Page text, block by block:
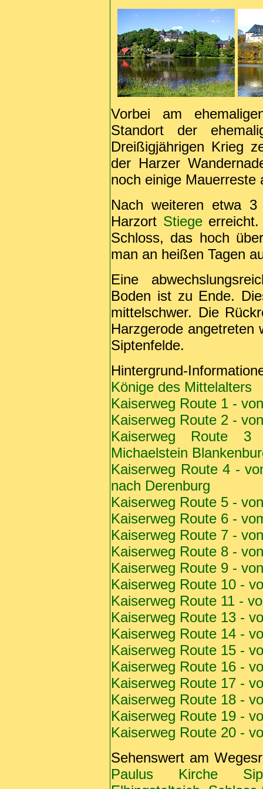
Vorbei am
Standort der
Dreißigjährigen Krieg
der Harzer
noch einige Mauerreste
Nach weiteren etwa
Harzort Stiegeerreicht.
Schloss, das hoch
man an heißen Tagen
Eine
Boden ist zu Ende.
mittelschwer. Die
Harzgerode angetreten
Siptenfelde.
Hintergrund-
Könige des Mittelalters
Kaiserweg Route 1 -
Kaiserweg Route 2 -
Kaiserweg Route
Michaelstein
Kaiserweg Route 4 -
nach Derenburg
Kaiserweg Route 5 -
Kaiserweg Route 6 -
Kaiserweg Route 7 -
Kaiserweg Route 8 -
Kaiserweg Route 9 -
Kaiserweg Route 10 -
Kaiserweg Route 11 -
Kaiserweg Route 13 -
Kaiserweg Route 14 -
Kaiserweg Route 15 -
Kaiserweg Route 16 -
Kaiserweg Route 17 -
Kaiserweg Route 18 -
Kaiserweg Route 19 -
Kaiserweg Route 20 -
Sehenswert am
Paulus Kirche